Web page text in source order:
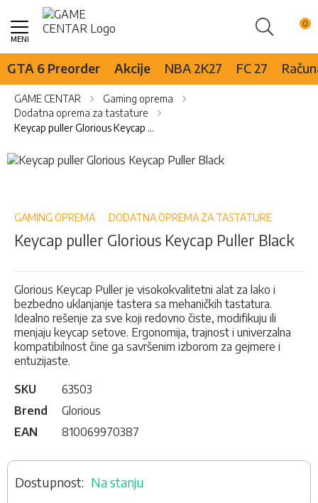
Pretraži
Skip
Content
GTA 6 Preorder Akcije NBA 2K27 FC 27
GAME CENTAR
Gaming oprema
Dodatna oprema za tastature
Keycap puller Glorious Keycap Puller Black
Skip
of
images
beginning
the
gallery
GAMING OPREMA DODATNA OPREMA ZA TASTATURE
Keycap puller Glorious Keycap Puller Black
Glorious Keycap Puller je visokokvalitetni alat za lako i
bezbedno uklanjanje tastera sa mehaničkih tastatura.
Idealno rešenje za sve koji redovno čiste, modifikuju ili
menjaju keycap setove. Ergonomija, trajnost i univerzalna
kompatibilnost čine ga savršenim izborom za gejmere i
entuzijaste.
SKU
63503
Brend
Glorious
EAN
810069970387
Na stanju